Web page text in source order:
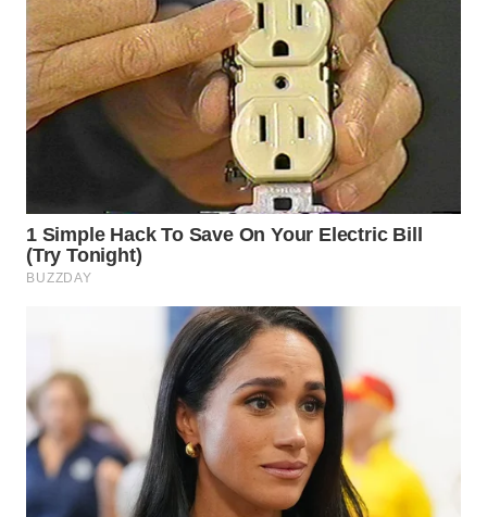
WN
LABUANBAJO
WN
BORNEO
Group
WAHANA
NEWS
TANI
WAHANA
ADVOKAT
WAHANA